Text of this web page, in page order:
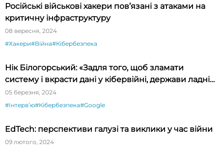
Російські військові хакери пов’язані з атаками на
критичну інфраструктуру
08 вересня, 2024
#Хакери#Війна#Кібербезпека
Нік Білогорський: «Задля того, щоб зламати
систему і вкрасти дані у кібервійні, держави ладні
платити за zero-day exploit мільйони доларів»
05 березня, 2024
#Інтервʼю#Кібербезпека#Google
EdTech: перспективи галузі та виклики у час війни
09 лютого, 2024